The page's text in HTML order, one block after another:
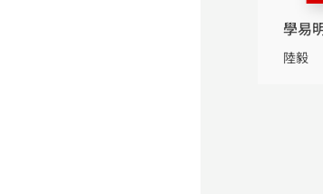
學易
陸毅